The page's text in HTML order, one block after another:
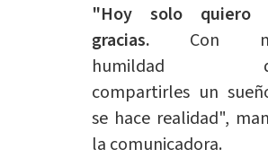
"Hoy solo quiero
gracias. Con
humildad
compartirles un
se hace realidad",
la comunicadora.